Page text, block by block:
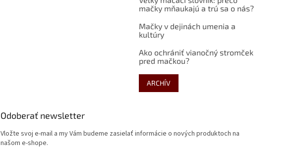
mačky mňaukajú a trú sa o nás?
Mačky v dejinách umenia a
kultúry
Ako ochrániť vianočný stromček
pred mačkou?
ARCHÍV
Odoberať newsletter
Vložte svoj e-mail a my Vám budeme zasielať informácie o nových produktoch na
našom e-shope.